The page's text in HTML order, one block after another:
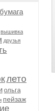
бумага
вышивка
друзья
лето
ольга
пейзаж